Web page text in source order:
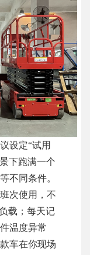
设定“试用
下跑满一个
不同条件。
次使用，不
载；每天记
温度异常
车在你现场